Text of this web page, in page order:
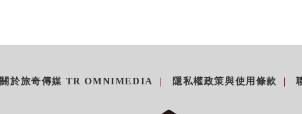
關於旅奇傳媒 TR OMNIMEDIA 隱私權政策與使用條款